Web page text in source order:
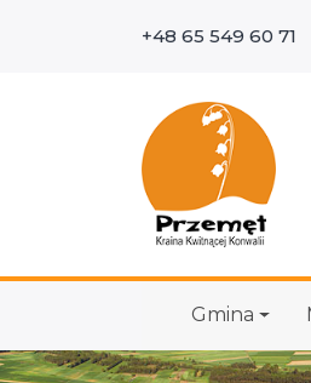
+48 65 549 60 71
Gmina